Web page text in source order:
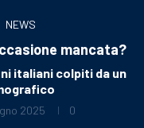
NEWS
mancata?
italiani colpiti da un
2025 0